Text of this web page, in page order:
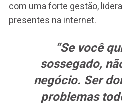
com uma forte gestão,
presentes na internet.
“Se você
sossegado,
negócio. Ser
problemas